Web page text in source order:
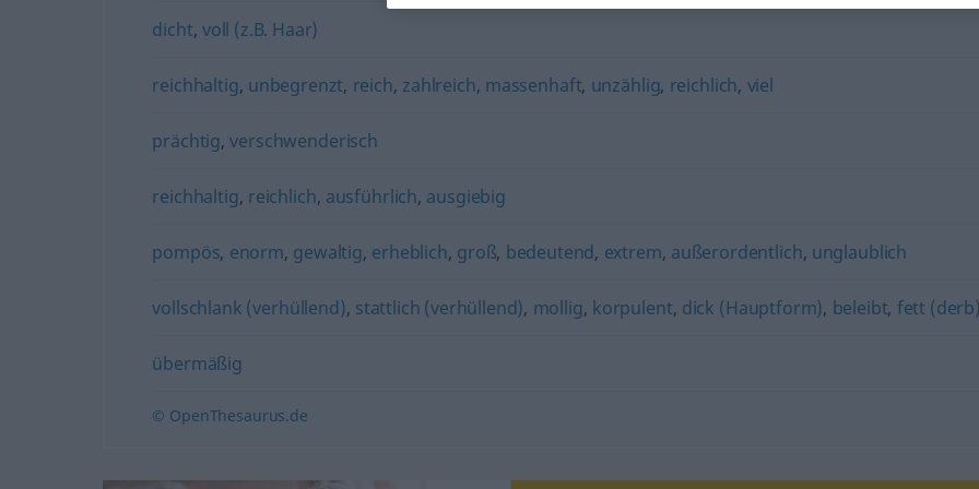
dicht, voll (z.B. Haar)
reichhaltig, unbegrenzt, reich, zahlreich, massenhaft, unzählig, reichlich, viel
prächtig,verschwenderisch
reichhaltig, reichlich, ausführlich, ausgiebig
pompös, enorm, gewaltig, erheblich, groß, bedeutend, extrem, außerordentlich, unglaublich
vollschlank (verhüllend), stattlich (verhüllend), mollig, korpulent, dick (Hauptform), beleibt, fett
übermäßig
© OpenThesaurus.de